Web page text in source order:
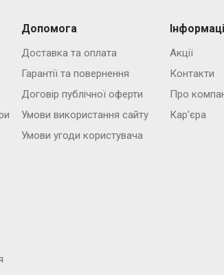
Допомога
Доставка та оплата
Гарантії та повернення
Договір публічної оферти
Умови використання сайту
Умови угоди користувача
Акції
Контакти
Про
Кар'єра